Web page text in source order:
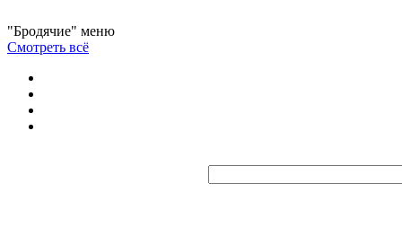
"Бродячие" меню
Смотреть всё